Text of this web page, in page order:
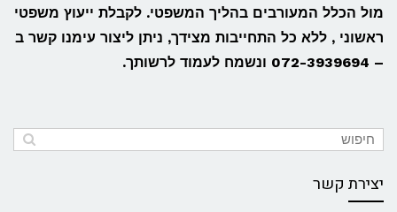
מול הכלל המעורבים בהליך המשפטי. לקבלת ייעוץ משפטי
ראשוני , ללא כל התחייבות מצידך, ניתן ליצור עימנו קשר ב
– 072-3939694 ונשמח לעמוד לרשותך.
יצירת קשר